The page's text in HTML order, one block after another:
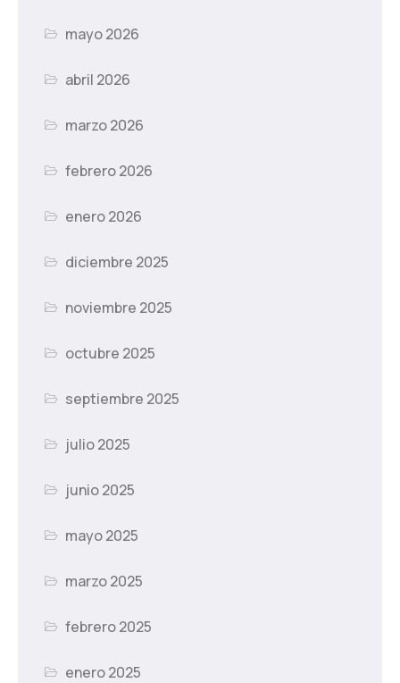
mayo 2026
abril 2026
marzo 2026
febrero 2026
enero 2026
diciembre 2025
noviembre 2025
octubre 2025
septiembre 2025
julio 2025
junio 2025
mayo 2025
marzo 2025
febrero 2025
enero 2025